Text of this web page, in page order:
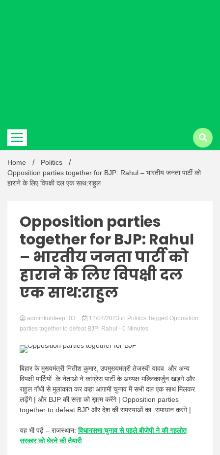
Latest
Hindi
News
Home
Politics
Opposition parties together for BJP: Rahul – भारतीय जनता पार्टी को
हाराने के लिए विपक्षी दल एक साथ:राहुल
Opposition parties
together for BJP: Rahul
– भारतीय जनता पार्टी को
हाराने के लिए विपक्षी दल
एक साथ:राहुल
adminkuldeep103 12/04/2023 in Politics Tagged Opposition
parties together to defeat BJP: Rahul - 0 Minutes
बिहार के मुख्यमंत्री नितीश कुमार, उपमुख्यमंत्री तेजस्वी यादव और अन्य
विपक्षी पार्टियों के नेताओ ने कांग्रेस पार्टी के अध्यक्ष मल्लिकार्जुन खड़गे और
राहुल गाँधी से मुलाकात कर कहा आगामी चुनाव मैं सभी दल एक साथ मिलकर
लड़ेंगे | और BJP की सत्ता को ख़त्म करेंगे | Opposition parties
together to defeat BJP और देश की समस्याओं का समाधान करंगे |
यह भी पढ़ें – राजस्थान:विधानसभा चुनाव से पहले बीजेपी ने की गहलोत
सरकार को घेरने की तैयारी